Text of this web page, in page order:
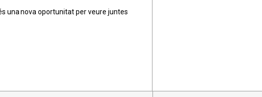
una nova oportunitat per veure juntes